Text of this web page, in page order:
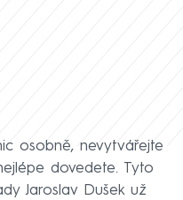
osobně, nevytvářejte
dovedete. Tyto
Jaroslav Dušek už